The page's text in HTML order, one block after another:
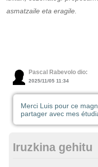
asmatzaile eta eragile.
Pascal Rabevolo dio:
2025/11/05 11:34
Merci Luis pour ce
partager avec mes
Iruzkina gehitu